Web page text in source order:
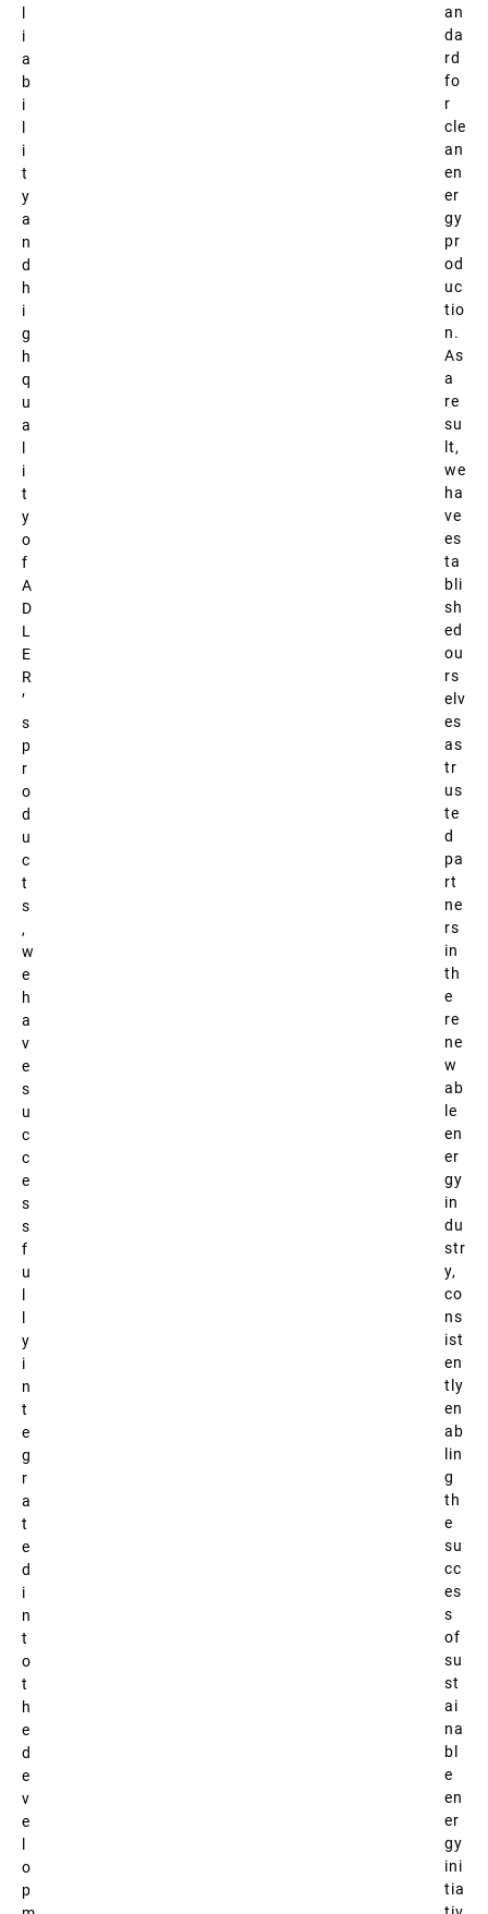
i
a
b
i
i
t
y
a
n
d
h
i
g
h
q
u
a
i
t
y
o
f
A
D
L
E
R
’
s
p
r
o
d
u
c
t
s
,
w
e
h
a
v
e
s
u
c
c
e
s
s
f
u
y
i
n
t
e
g
r
a
t
e
d
i
n
t
o
t
h
e
d
e
v
e
o
p
an
da
rd
fo
r
cle
an
en
er
gy
pr
od
uc
tio
n.
As
a
re
su
lt,
we
ha
ve
es
ta
bli
sh
ed
ou
rs
elv
es
as
tr
us
te
d
pa
rt
ne
rs
in
th
e
re
ne
w
ab
le
en
er
gy
in
du
str
y,
co
ns
ist
en
tly
en
ab
lin
g
th
e
su
cc
es
s
of
su
st
ai
na
bl
e
en
er
gy
ini
tia